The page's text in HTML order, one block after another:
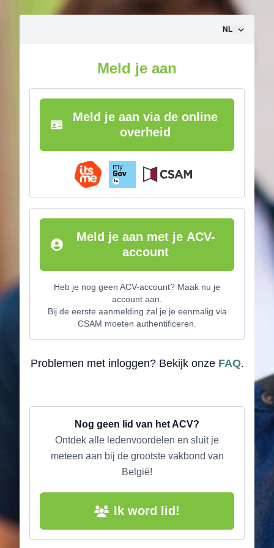
Ga naar inhoud
NL
Meld je aan
Meld je aan via de online
overheid
Meld je aan met je ACV-
account
Heb je nog geen ACV-account? Maak nu je
account aan.
Bij de eerste aanmelding zal je je eenmalig via
CSAM moeten authentificeren.
Problemen met inloggen? Bekijk onze FAQ.
Nog geen lid van het ACV?
Ontdek alle ledenvoordelen en sluit je
meteen aan bij de grootste vakbond van
België!
Ik word lid!